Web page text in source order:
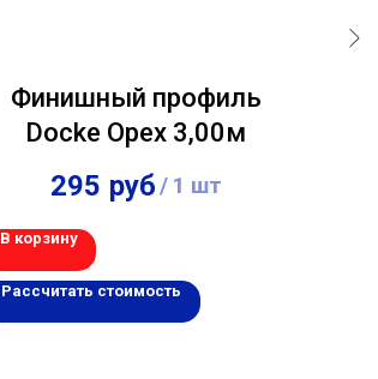
Финишный профиль
Docke Орех 3,00м
295 руб/ 1 шт
В корзину
Рассчитать стоимость